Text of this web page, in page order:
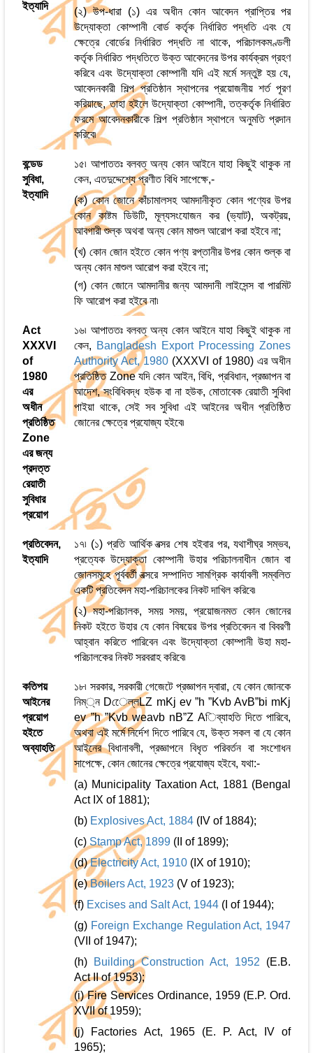
ইত্যাদি
(২) উপ-ধারা (১) এর অধীন কোন আবেদন প্রাপ্তির পর
উদ্যোক্তা কোম্পানী বোর্ড কর্তৃক নির্ধারিত পদ্ধতি এবং যে
ক্ষেত্রে বোর্ডের নির্ধারিত পদ্ধতি না থাকে, পরিচালকমণ্ডলী
কর্তৃক নির্ধারিত পদ্ধতিতে উক্ত আবেদনের উপর কার্যক্রম গ্রহণ
করিবে এবং উদ্যোক্তা কোম্পানী যদি এই মর্মে সন্তুষ্ট হয় যে,
আবেদনকারী শিল্প প্রতিষ্ঠান স্থাপনের প্রয়োজনীয় শর্ত পূরণ
করিয়াছে, তাহা হইলে উদ্যোক্তা কোম্পানী, তত্কর্তৃক নির্ধারিত
ফরমে আবেদনকারীকে শিল্প প্রতিষ্ঠান স্থাপনে অনুমতি প্রদান
করিবে৷
বন্ডেড
সুবিধা,
ইত্যাদি
১৫৷ আপাততঃ বলবত্ অন্য কোন আইনে যাহা কিছুই থাকুক না
কেন, এতদুদ্দেশ্যে প্রণীত বিধি সাপেক্ষে,-
(ক) কোন জোনে কাঁচামালসহ আমদানীকৃত কোন পণ্যের উপর
কোন কাষ্টম ডিউটি, মূল্যসংযোজন কর (ভ্যাট), অকট্রয়,
আবগারী শুল্ক অথবা অন্য কোন মাশুল আরোপ করা হইবে না;
(খ) কোন জোন হইতে কোন পণ্য রপ্তানীর উপর কোন শুল্ক বা
অন্য কোন মাশুল আরোপ করা হইবে না;
(গ) কোন জোনে আমদানীর জন্য আমদানী লাইসেন্স বা পারমিট
ফি আরোপ করা হইবে না৷
Act
XXXVI
of
1980
এর
অধীন
প্রতিষ্ঠিত
Zone
এর জন্য
প্রদত্ত
রেয়াতী
সুবিধার
প্রয়োগ
১৬৷ আপাততঃ বলবত্ অন্য কোন আইনে যাহা কিছুই থাকুক না
কেন, Bangladesh Export Processing Zones
Authority Act, 1980 (XXXVI of 1980) এর অধীন
প্রতিষ্ঠিত Zone যদি কোন আইন, বিধি, প্রবিধান, প্রজ্ঞাপন বা
আদেশ, সংবিধিবদ্ধ হউক বা না হউক, মোতাবেক রেয়াতী সুবিধা
পাইয়া থাকে, সেই সব সুবিধা এই আইনের অধীন প্রতিষ্ঠিত
জোনের ক্ষেত্রে প্রযোজ্য হইবে৷
প্রতিবেদন,
ইত্যাদি
১৭৷ (১) প্রতি আর্থিক বত্সর শেষ হইবার পর, যথাশীঘ্র সম্ভব,
প্রত্যেক উদ্যোক্তা কোম্পানী উহার পরিচালনাধীন জোন বা
জোনসমূহে পূর্ববর্তী বত্সরে সম্পাদিত সামগ্রিক কার্যাবলী সম্বলিত
একটি প্রতিবেদন মহা-পরিচালকের নিকট দাখিল করিবে৷
(২) মহা-পরিচালক, সময় সময়, প্রয়োজনমত কোন জোনের
নিকট হইতে উহার যে কোন বিষয়ের উপর প্রতিবেদন বা বিবরণী
আহ্বান করিতে পারিবেন এবং উদ্যোক্তা কোম্পানী উহা মহা-
পরিচালকের নিকট সরবরাহ করিবে৷
কতিপয়
আইনের
প্রয়োগ
হইতে
অব্যাহতি
১৮৷ সরকার, সরকারী গেজেটে প্রজ্ঞাপন দ্বারা, যে কোন জোনকে
নিম্্ন Dেেল্লLZ mKj ev ”h ”Kvb AvB”bi mKj
ev ”h ”Kvb weavb nB”Z Aিব্যাহতি দিতে পারিবে,
অথবা এই মর্মে নির্দেশ দিতে পারিবে যে, উক্ত সকল বা যে কোন
আইনের বিধানাবলী, প্রজ্ঞাপনে বিধৃত পরিবর্তন বা সংশোধন
সাপেক্ষে, কোন জোনের ক্ষেত্রে প্রযোজ্য হইবে, যথা:-
(a) Municipality Taxation Act, 1881 (Bengal
Act IX of 1881);
(b) Explosives Act, 1884 (IV of 1884);
(c)Stamp Act, 1899 (II of 1899);
(d)Electricity Act, 1910 (IX of 1910);
(e)Boilers Act, 1923 (V of 1923);
(f) Excises and Salt Act, 1944 (I of 1944);
(g) Foreign Exchange Regulation Act, 1947
(VII of 1947);
(h) Building Construction Act, 1952 (E.B.
Act II of 1953);
(i) Fire Services Ordinance, 1959 (E.P. Ord.
XVII of 1959);
(j) Factories Act, 1965 (E. P. Act, IV of
1965);